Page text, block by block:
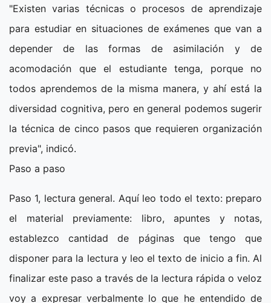
"Existen varias técnicas o procesos de aprendizaje
para estudiar en situaciones de exámenes que van a
depender de las formas de asimilación y de
acomodación que el estudiante tenga, porque no
todos aprendemos de la misma manera, y ahí está la
diversidad cognitiva, pero en general podemos sugerir
la técnica de cinco pasos que requieren organización
previa", indicó.
Paso a paso
Paso 1, lectura general. Aquí leo todo el texto: preparo
el material previamente: libro, apuntes y notas,
establezco cantidad de páginas que tengo que
disponer para la lectura y leo el texto de inicio a fin. Al
finalizar este paso a través de la lectura rápida o veloz
voy a expresar verbalmente lo que he entendido de